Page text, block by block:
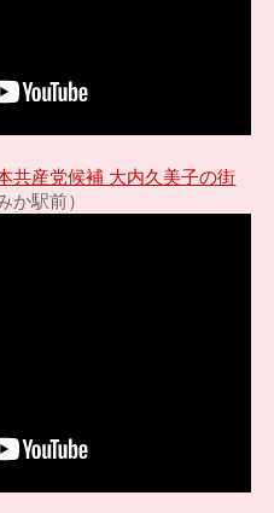
共産党候補 大内久美子の街
か駅前）